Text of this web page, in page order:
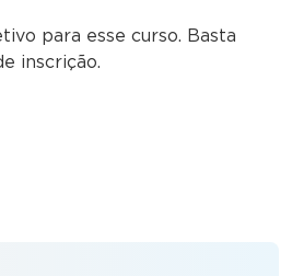
para esse curso. Basta
inscrição.